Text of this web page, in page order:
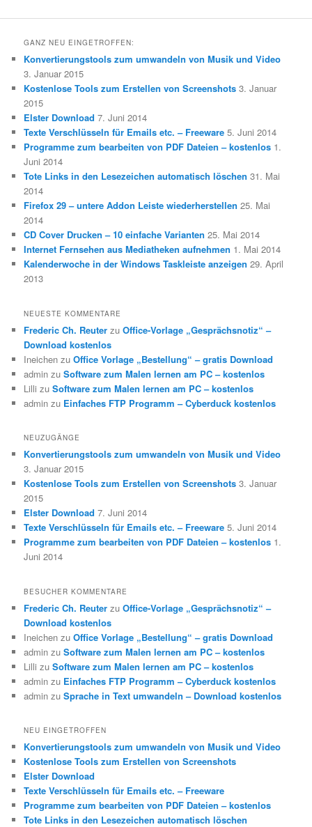
GANZ NEU EINGETROFFEN:
Konvertierungstools zum umwandeln von Musik und Video
3. Januar 2015
Kostenlose Tools zum Erstellen von Screenshots 3. Januar
2015
Elster Download 7. Juni 2014
Texte Verschlüsseln für Emails etc. – Freeware 5. Juni 2014
Programme zum bearbeiten von PDF Dateien – kostenlos 1.
Juni 2014
Tote Links in den Lesezeichen automatisch löschen 31. Mai
2014
Firefox 29 – untere Addon Leiste wiederherstellen 25. Mai
2014
CD Cover Drucken – 10 einfache Varianten 25. Mai 2014
Internet Fernsehen aus Mediatheken aufnehmen 1. Mai 2014
Kalenderwoche in der Windows Taskleiste anzeigen 29. April
2013
NEUESTE KOMMENTARE
Frederic Ch. Reuter zuOffice-Vorlage „Gesprächsnotiz“ –
Download kostenlos
Ineichen zuOffice Vorlage „Bestellung“ – gratis Download
admin zuSoftware zum Malen lernen am PC – kostenlos
Lilli zuSoftware zum Malen lernen am PC – kostenlos
admin zu Einfaches FTP Programm – Cyberduck kostenlos
NEUZUGÄNGE
Konvertierungstools zum umwandeln von Musik und Video
3. Januar 2015
Kostenlose Tools zum Erstellen von Screenshots 3. Januar
2015
Elster Download 7. Juni 2014
Texte Verschlüsseln für Emails etc. – Freeware 5. Juni 2014
Programme zum bearbeiten von PDF Dateien – kostenlos 1.
Juni 2014
BESUCHER KOMMENTARE
Frederic Ch. Reuter zuOffice-Vorlage „Gesprächsnotiz“ –
Download kostenlos
Ineichen zuOffice Vorlage „Bestellung“ – gratis Download
admin zuSoftware zum Malen lernen am PC – kostenlos
Lilli zuSoftware zum Malen lernen am PC – kostenlos
admin zu Einfaches FTP Programm – Cyberduck kostenlos
admin zuSprache in Text umwandeln – Download kostenlos
NEU EINGETROFFEN
Konvertierungstools zum umwandeln von Musik und Video
Kostenlose Tools zum Erstellen von Screenshots
Elster Download
Texte Verschlüsseln für Emails etc. – Freeware
Programme zum bearbeiten von PDF Dateien – kostenlos
Tote Links in den Lesezeichen automatisch löschen